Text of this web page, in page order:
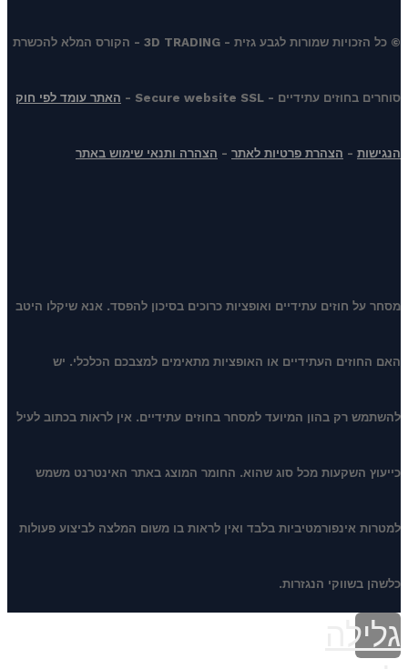
© כל הזכויות שמורות לגבע גזית - 3D TRADING - הקורס המלא להכשרת
סוחרים בחוזים עתידיים - Secure website SSL - האתר עומד לפי חוק
הנגישות - הצהרת פרטיות לאתר - הצהרה ותנאי שימוש באתר
מסחר על חוזים עתידיים ואופציות כרוכים בסיכון להפסד. אנא שיקלו היטב
האם החוזים העתידיים או האופציות מתאימים למצבכם הכלכלי. יש
להשתמש רק בהון המיועד למסחר בחוזים עתידיים. אין לראות בכתוב לעיל
כייעוץ השקעות מכל סוג שהוא. החומר המוצג באתר האינטרנט משמש
למטרות אינפורמטיביות בלבד ואין לראות בו משום המלצה לביצוע פעולות
כלשהן בשווקי הנגזרות.
גלילה